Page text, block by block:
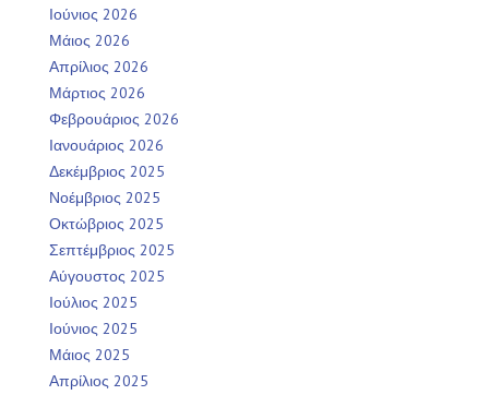
Ιούνιος 2026
Μάιος 2026
Απρίλιος 2026
Μάρτιος 2026
Φεβρουάριος 2026
Ιανουάριος 2026
Δεκέμβριος 2025
Νοέμβριος 2025
Οκτώβριος 2025
Σεπτέμβριος 2025
Αύγουστος 2025
Ιούλιος 2025
Ιούνιος 2025
Μάιος 2025
Απρίλιος 2025